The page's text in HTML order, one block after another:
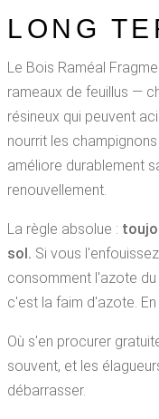
LONG
Le Bois Raméal
rameaux de feuillus —
résineux qui peuvent
nourrit les
améliore durablement
renouvellement.
La règle absolue :
sol. Si vous
consomment l'azote
c'est la faim d'azote.
Où s'en procurer
souvent, et les
débarrasser.